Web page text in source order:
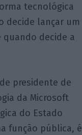
tecnológica
decide lançar um
quando decide a
presidente de
da Microsoft
do Estado
função pública, é